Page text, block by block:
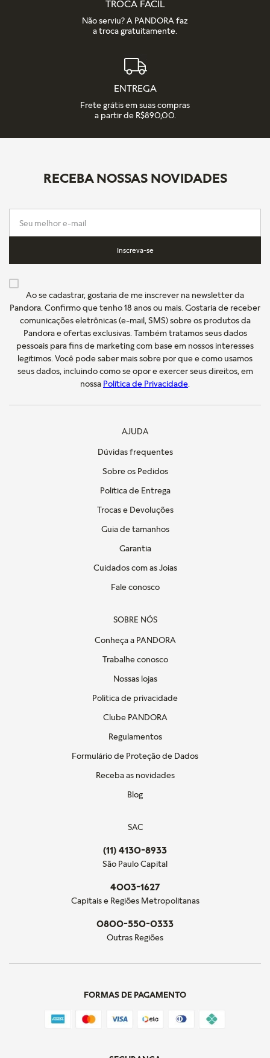
TROCA FÁCIL
Não serviu? A PANDORA faz
a troca gratuitamente.
ENTREGA
Frete grátis em suas compras
a partir de R$890,00.
RECEBA NOSSAS NOVIDADES
Inscreva-se
Ao se cadastrar, gostaria de me inscrever na newsletter da
Pandora. Confirmo que tenho 18 anos ou mais. Gostaria de receber
comunicações eletrônicas (e-mail, SMS) sobre os produtos da
Pandora e ofertas exclusivas. Também tratamos seus dados
pessoais para fins de marketing com base em nossos interesses
legítimos. Você pode saber mais sobre por que e como usamos
seus dados, incluindo como se opor e exercer seus direitos, em
nossa Política de Privacidade
AJUDA
Dúvidas frequentes
Sobre os Pedidos
Política de Entrega
Trocas e Devoluções
Guia de tamanhos
Garantia
Cuidados com as Joias
Fale conosco
SOBRE NÓS
Conheça a PANDORA
Trabalhe conosco
Nossas lojas
Politica de privacidade
Clube PANDORA
Regulamentos
Formulário de Proteção de Dados
Receba as novidades
Blog
SAC
(11) 4130-8933
São Paulo Capital
4003-1627
Capitais e Regiões Metropolitanas
0800-550-0333
Outras Regiões
FORMAS DE PAGAMENTO